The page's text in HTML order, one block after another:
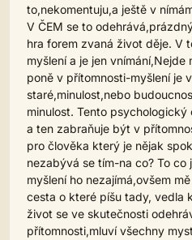
to,nekomentuju,a ještě v
V ČEM se to
hra forem zvaná život děje. V
myšlení a je jen
poně v přítomnosti-myšlení je
staré,minulost,nebo
minulost. Tento
a ten zabraňuje být v
pro člověka který je nějak
nezabývá se tím-na co? To co
myšlení ho nezajímá,ovšem
cesta o které píšu tady, vedla
život se ve skutečnosti
přítomnosti,mluví všechny